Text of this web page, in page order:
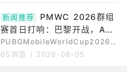
单进入「PUBG：蓝圈实验
室」，该系统旨在为玩家创作的
模组(Mod
届，也是2026年电子竞技世界杯
的一部分。本次比赛奖金池高达
3,025,000美元，是PUBGMob
ile竞技夏季的重头戏，32支顶尖
战队将在此展开角逐。PUBGMo
新闻推荐
PMWC 2026群组
赛首日打响：巴黎开战，A组
率先进入“死亡之组”考验
PUBGMobileWorldCup2026
（简称PMWC2026）已经进入
65浏览 / 2026-08-05